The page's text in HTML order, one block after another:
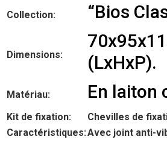
Collection: “Bios
Dimensions:
(LxHxP).
Matériau: En laiton
Kit de fixation:
Chevilles de
Caractéristiques:Avec joint anti-